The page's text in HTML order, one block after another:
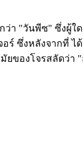
ว่า "วันพีซ" ซึ่ง
ร์ ซึ่งหลังจากที่
องโจรสลัดว่า